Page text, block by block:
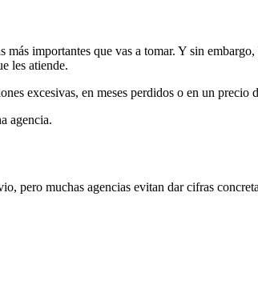
más importantes que vas a tomar. Y sin
les atiende.
excesivas, en meses perdidos o en un
agencia.
pero muchas agencias evitan dar cifras